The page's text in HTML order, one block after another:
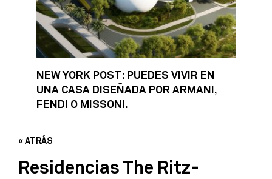
NEW YORK POST: PUEDES VIVIR EN
UNA CASA DISEÑADA POR ARMANI,
FENDI O MISSONI.
« ATRÁS
Residencias The Ritz-